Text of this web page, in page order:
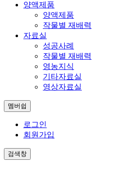
양액제품
양액제품
작물별 재배력
자료실
성공사례
작물별 재배력
영농지식
기타자료실
영상자료실
멤버쉽
로그인
회원가입
검색창